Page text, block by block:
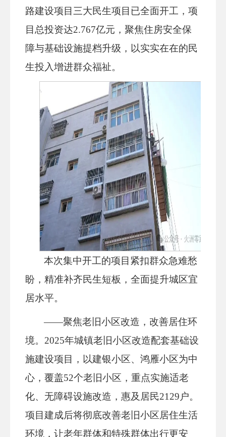
路建设项目三大民生项目已全面开工，项
目总投资达2.767亿元，聚焦住房安全保
障与基础设施提档升级，以实实在在的民
生投入增进群众福祉。
本次集中开工的项目紧扣群众急难愁
盼，精准补齐民生短板，全面提升城区宜
居水平。
——聚焦老旧小区改造，改善居住环
境。 2025年城镇老旧小区改造配套基础设
施建设项目，以建银小区、鸿雁小区为中
心，覆盖52个老旧小区，重点实施适老
化、无障碍设施改造，惠及居民2129户。
项目建成后将彻底改善老旧小区居住生活
环境，让老年群体和特殊群体出行更安